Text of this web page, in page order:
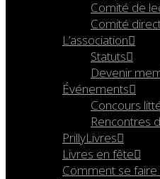
Comité de
Comité
L’association
Statuts
Devenir
Événements
Concours
Rencontres
PrillyLivres
Livres en fête
Comment se